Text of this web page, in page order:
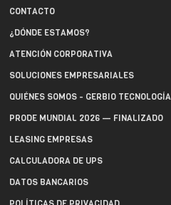
CONTACTO
¿DÓNDE ESTAMOS?
ATENCIÓN CORPORATIVA
SOLUCIONES EMPRESARIALES
QUIÉNES SOMOS - GERBIO
PRODE MUNDIAL 2026 — FINALIZADO
LEASING EMPRESAS
CALCULADORA DE UPS
DATOS BANCARIOS